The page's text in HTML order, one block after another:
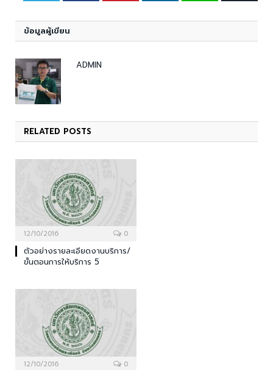
ข้อมูลผู้เขียน
ADMIN
RELATED POSTS
12/10/2016 0
ตัวอย่างรายละเอียดงานบริการ/
ขั้นตอนการให้บริการ 5
12/10/2016 0